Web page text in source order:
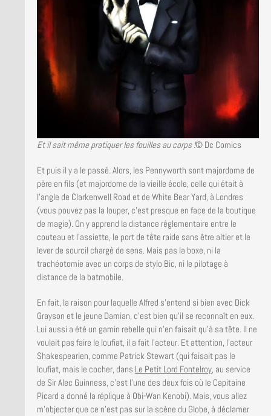
Et il sait même pratiquer les fouilles au corps !© Dc Comics
Et puis il y a le passé. Alors, les Pennyworth sont majordome de
père en fils (et majordome de la vieille école, celle qui était à
l’angle de Clarkenwell Road et de White Bear Yard, à Londres
(vous pouvez pas la louper, c’est presque en face de la boutique
de magie). On y apprend la distance réglementaire entre le
couteau et l’assiette, le port de tête raide sans être altier et le
lever de sourcil chargé de sens. Mais pas la boxe, ni la
trachéotomie avec un corps de stylo Bic, ni le pilotage à
distance de la batmobile.
En fait, la raison pour laquelle Alfred s’entend si bien avec Dick
Grayson et le jeune Damian, c’est bien qu’il se reconnaît en eux.
Lui aussi a été un gamin rebelle qui n’en faisait qu’à sa tête. Il ne
voulait pas faire le loufiat, il a fait l’acteur. Et attention, l’acteur
Shakespearien, comme Patrick Stewart (qui faisait pas le
loufiat, mais le cocher, dans Le Petit Lord Fontelroy, au service
de Sir Alec Guinness, c’est l’une des deux fois où le Capitaine
Picard a donné la réplique à Obi-Wan Kenobi). Mais, vous allez
m’objecter que ce n’est pas sur la scène du Globe, à déclamer